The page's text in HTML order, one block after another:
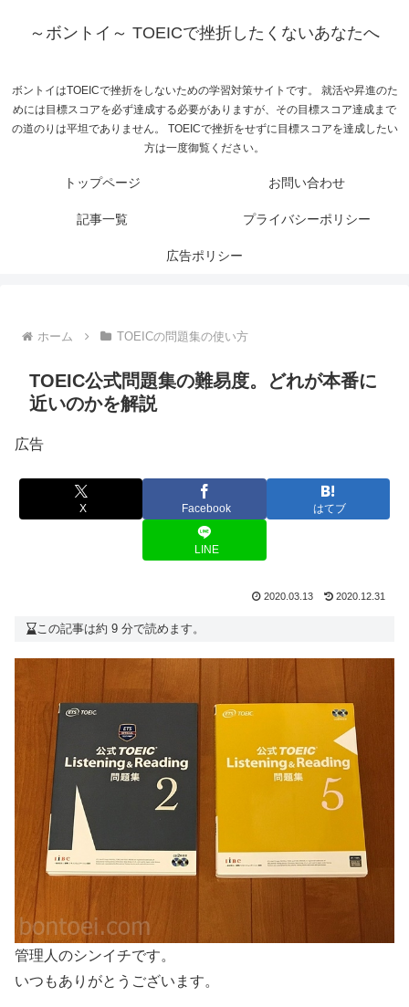
～ボントイ～ TOEICで挫折したくないあなたへ
ボントイはTOEICで挫折をしないための学習対策サイトです。 就活や昇進のた
めには目標スコアを必ず達成する必要がありますが、その目標スコア達成まで
の道のりは平坦でありません。 TOEICで挫折をせずに目標スコアを達成したい
方は一度御覧ください。
トップページ お問い合わせ
記事一覧 プライバシーポリシー
広告ポリシー
ホーム TOEICの問題集の使い方
TOEIC公式問題集の難易度。どれが本番に
近いのかを解説
広告
X Facebook はてブ
LINE
2020.03.13 2020.12.31
この記事は約 9 分で読めます。
管理人のシンイチです。
いつもありがとうございます。